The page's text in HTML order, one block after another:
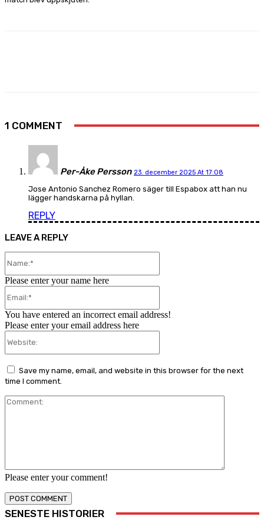
1 COMMENT
Per-Åke Persson 23. december 2025 At 17:08
Jose Antonio Sanchez Romero säger till Espabox att han nu
lägger handskarna på hyllan.
REPLY
LEAVE A REPLY
Please enter your comment!
Please enter your name here
You have entered an incorrect email address!
Please enter your email address here
Save my name, email, and website in this browser for the next
time I comment.
SENESTE HISTORIER